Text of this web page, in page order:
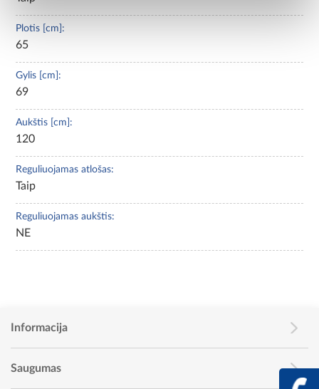
Plotis [cm]:
65
Gylis [cm]:
69
Aukštis [cm]:
120
Reguliuojamas atlošas:
Taip
Reguliuojamas aukštis:
NE
Informacija
Saugumas
+370 617